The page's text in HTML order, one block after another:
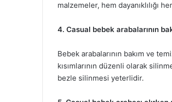
malzemeler, hem dayanıklılığı
4. Casual bebek arabalarının
Bebek arabalarının bakım ve
kısımlarının düzenli olarak
bezle silinmesi yeterlidir.